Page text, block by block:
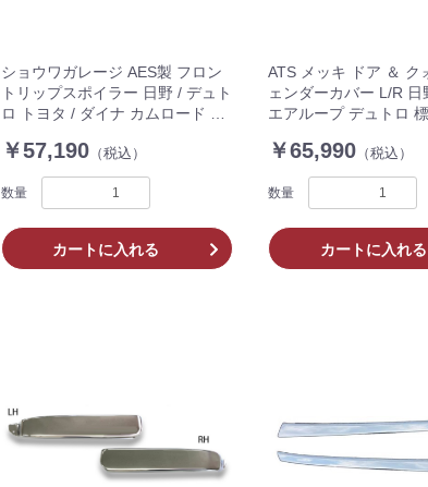
ショウワガレージ AES製 フロン
トリップスポイラー 日野 / デュト
ロ トヨタ / ダイナ カムロード 標
不要 高耐久 エアロ E01100
￥57,190（税込）
数量
カートに入れる
ATS メッキ ドア ＆ ク
ェンダーカバー L/R 日
エアループ デュトロ 標
￥65,990 （税込）
数量
カートに入れる